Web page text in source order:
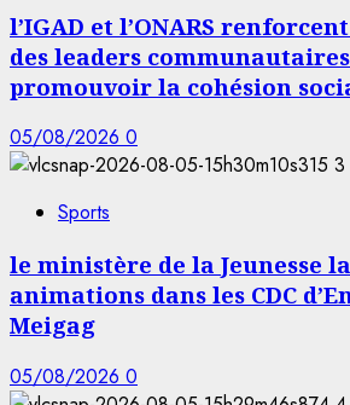
l’IGAD et l’ONARS
des leaders
promouvoir la cohésion
05/08/2026 0
3
Sports
le ministère de la Jeunesse
animations dans les CDC
Meigag
05/08/2026 0